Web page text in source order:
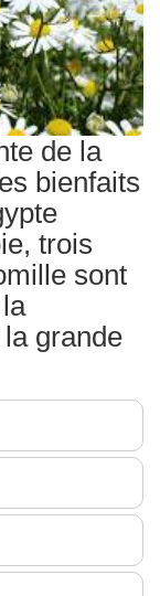
de la
bienfaits
trois
sont
grande